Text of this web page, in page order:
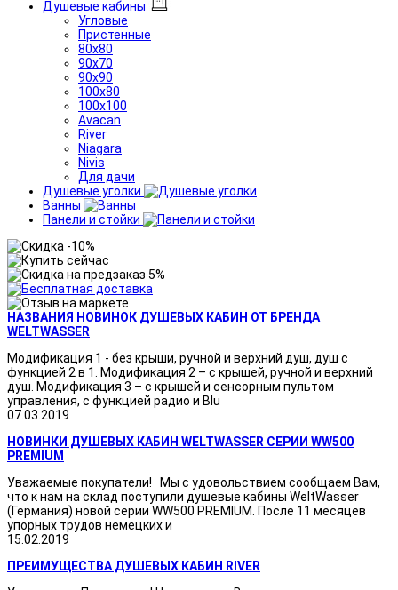
Душевые кабины
Угловые
Пристенные
80x80
90x70
90x90
100x80
100x100
Avacan
River
Niagara
Nivis
Для дачи
Душевые уголки
Ванны
Панели и стойки
НАЗВАНИЯ НОВИНОК ДУШЕВЫХ КАБИН ОТ БРЕНДА
WELTWASSER
Модификация 1 - без крыши, ручной и верхний душ, душ с
функцией 2 в 1. Модификация 2 – с крышей, ручной и верхний
душ. Модификация 3 – с крышей и сенсорным пультом
управления, с функцией радио и Blu
07.03.2019
НОВИНКИ ДУШЕВЫХ КАБИН WELTWASSER СЕРИИ WW500
PREMIUM
Уважаемые покупатели! Мы с удовольствием сообщаем Вам,
что к нам на склад поступили душевые кабины WeltWasser
(Германия) новой серии WW500 PREMIUM. После 11 месяцев
упорных трудов немецких и
15.02.2019
ПРЕИМУЩЕСТВА ДУШЕВЫХ КАБИН RIVER